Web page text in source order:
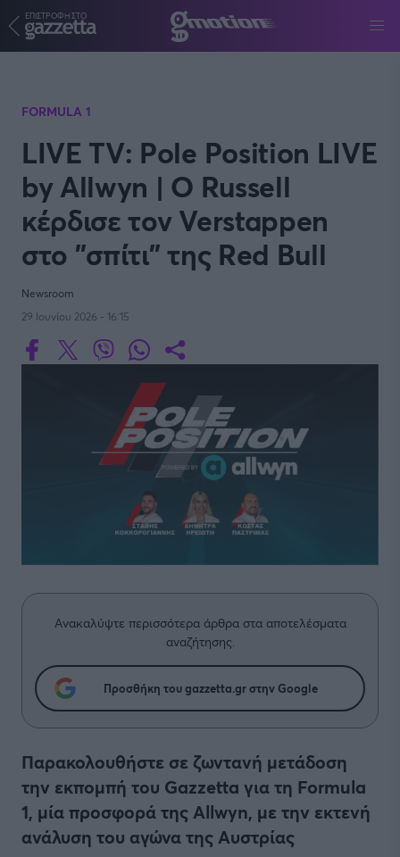
ΕΠΙΣΤΡΟΦΗ ΣΤΟ
FORMULA 1
LIVE TV: Pole Position LIVE
by Allwyn | Ο Russell
κέρδισε τον Verstappen
στο "σπίτι" της Red Bull
Newsroom
29 Ιουνίου 2026 - 16:15
Ανακαλύψτε περισσότερα άρθρα στα αποτελέσματα
αναζήτησης.
Προσθήκη του gazzetta.gr στην Google
Παρακολουθήστε σε ζωντανή μετάδοση
την εκπομπή του Gazzetta για τη Formula
1, μία προσφορά της Allwyn, με την εκτενή
ανάλυση του αγώνα της Αυστρίας